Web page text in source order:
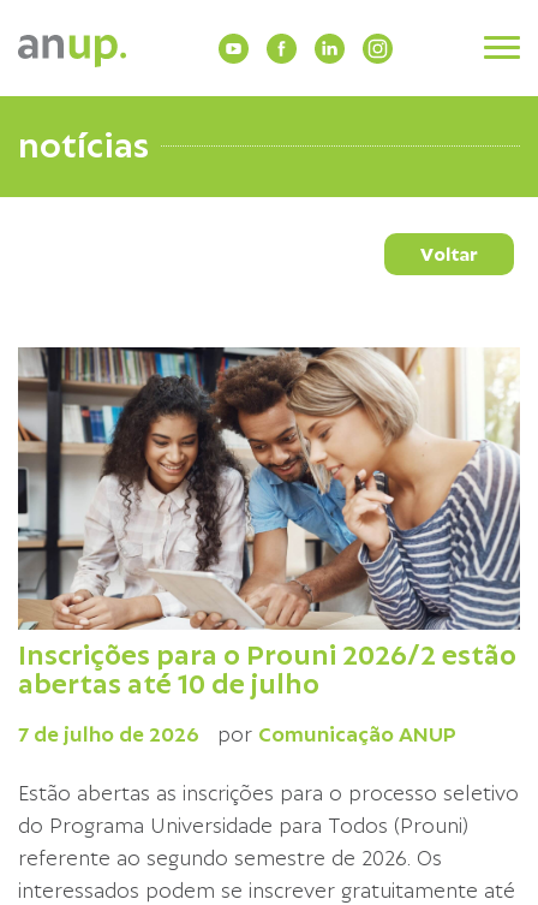
notícias
Voltar
Inscrições para o Prouni 2026/2 estão
abertas até 10 de julho
7 de julho de 2026 por Comunicação ANUP
Estão abertas as inscrições para o processo seletivo
do Programa Universidade para Todos (Prouni)
referente ao segundo semestre de 2026. Os
interessados podem se inscrever gratuitamente até